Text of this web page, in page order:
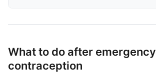
What to do after emergency
contraception